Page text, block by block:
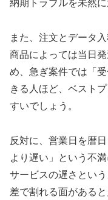
納期トラブルを未然
また、注文とデータ
商品によっては当日
め、急ぎ案件では「
きる人ほど、ベスト
すいでしょう。
反対に、営業日を暦
より遅い」という不
サービスの遅さとい
差で割れる面がある